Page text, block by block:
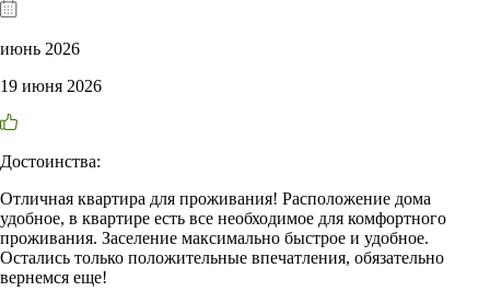
июнь 2026
19 июня 2026
Достоинства:
Отличная квартира для проживания! Расположение дома
удобное, в квартире есть все необходимое для комфортного
проживания. Заселение максимально быстрое и удобное.
Остались только положительные впечатления, обязательно
вернемся еще!